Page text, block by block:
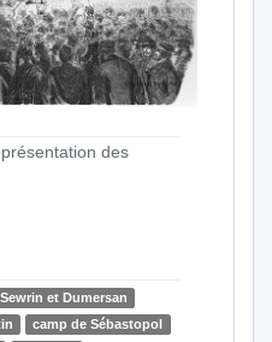
des
Sewrin et Dumersan
camp de Sébastopol